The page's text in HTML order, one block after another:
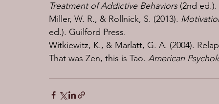
Treatment of Addictive Behaviors (2nd ed.).
Miller, W. R., & Rollnick, S. (2013).
ed.). Guilford Press.
Witkiewitz, K., & Marlatt, G. A. (2004).
That was Zen, this is Tao. American